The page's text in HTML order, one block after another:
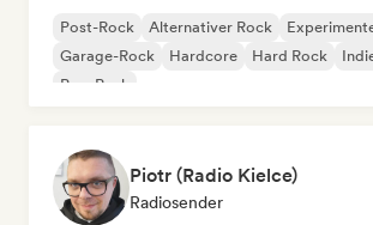
Post-Rock Alternativer Rock
Garage-Rock
Hardcore Hard Rock
Pop-Punk
Piotr (Radio Kielce)
Radiosender